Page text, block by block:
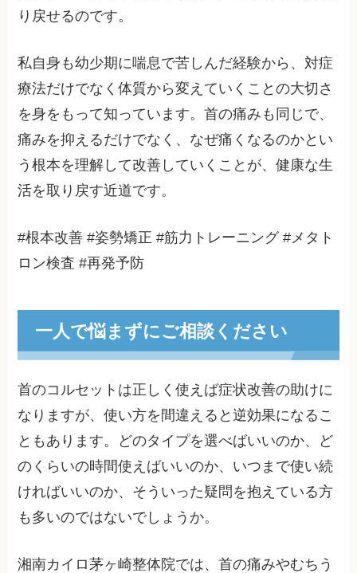
り戻せるのです。
私自身も幼少期に喘息で苦しんだ経験から、対症
療法だけでなく体質から変えていくことの大切さ
を身をもって知っています。首の痛みも同じで、
痛みを抑えるだけでなく、なぜ痛くなるのかとい
う根本を理解して改善していくことが、健康な生
活を取り戻す近道です。
#根本改善 #姿勢矯正 #筋力トレーニング #メタト
ロン検査 #再発予防
一人で悩まずにご相談ください
首のコルセットは正しく使えば症状改善の助けに
なりますが、使い方を間違えると逆効果になるこ
ともあります。どのタイプを選べばいいのか、ど
のくらいの時間使えばいいのか、いつまで使い続
ければいいのか、そういった疑問を抱えている方
も多いのではないでしょうか。
湘南カイロ茅ヶ崎整体院では、首の痛みやむちう